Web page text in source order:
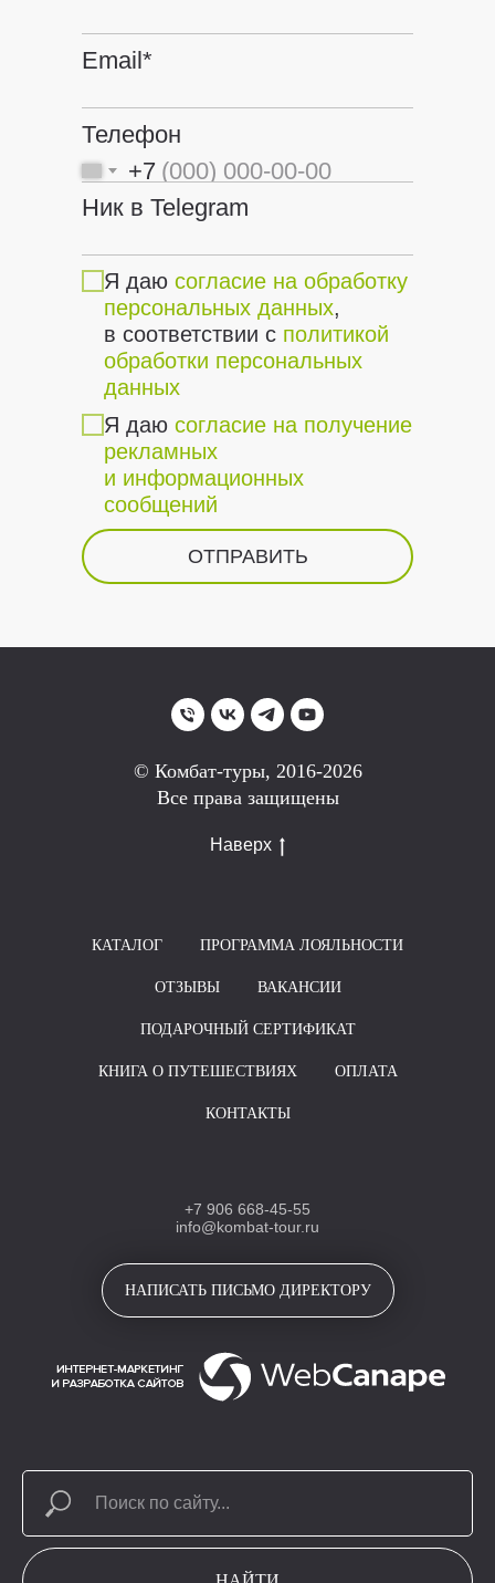
Email*
Телефон
+7
Ник в Telegram
Я даю согласие на обработку
персональных данных,
в соответствии с политикой
обработки персональных
данных
Я даю согласие на получение
рекламных
и информационных
сообщений
ОТПРАВИТЬ
© Комбат-туры, 2016-2026
Все права защищены
Наверх
КАТАЛОГ ПРОГРАММА ЛОЯЛЬНОСТИ
ОТЗЫВЫ ВАКАНСИИ
ПОДАРОЧНЫЙ СЕРТИФИКАТ
КНИГА О ПУТЕШЕСТВИЯХ ОПЛАТА
КОНТАКТЫ
+7 906 668-45-55
info@kombat-tour.ru
НАПИСАТЬ ПИСЬМО ДИРЕКТОРУ